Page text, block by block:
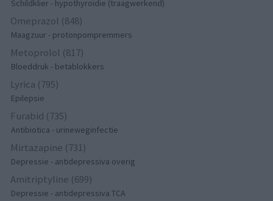
Schildklier - hypothyroidie (traagwerkend)
Omeprazol (848)
Maagzuur - protonpompremmers
Metoprolol (817)
Bloeddruk - betablokkers
Lyrica (795)
Epilepsie
Furabid (735)
Antibiotica - urineweginfectie
Mirtazapine (731)
Depressie - antidepressiva overig
Amitriptyline (699)
Depressie - antidepressiva TCA